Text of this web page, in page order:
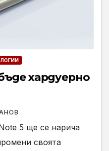
хардуерно
5 ще се нарича
своята